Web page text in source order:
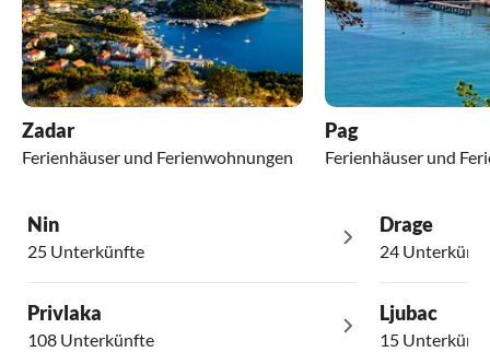
Zadar
Ferienhäuser und Ferienwohnungen
Pag
Ferienhäuser und
Nin
25 Unterkünfte
Privlaka
108 Unterkünfte
Drage
24
Ljubac
15